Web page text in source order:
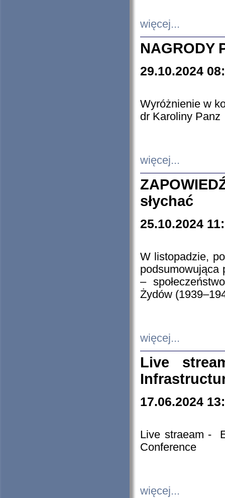
więcej...
NAGRODY
29.10.2024
Wyróżnienie w
dr Karoliny Panz
więcej...
słychać
25.10.2024
W listopadzie,
podsumowująca
–
Żydów
więcej...
Live
17.06.2024
Live straeam -
Conference
więcej...